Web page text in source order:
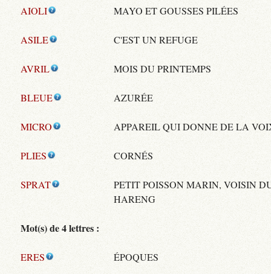
AIOLI MAYO ET GOUSSES PILÉES
ASILE C'EST UN REFUGE
AVRIL MOIS DU PRINTEMPS
BLEUE AZURÉE
MICRO APPAREIL QUI DONNE DE LA
PLIES CORNÉS
SPRAT
PETIT POISSON MARIN, VOISIN
HARENG
Mot(s) de 4 lettres :
ERES ÉPOQUES